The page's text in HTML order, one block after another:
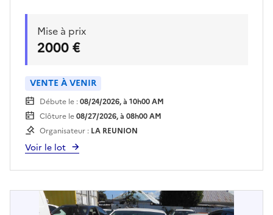
22/07 et 29/07 au matin sur rendez vous pris
avec Mr MENDES au 06-92-69-40-69 ou sur
anthony.mendes@reunion-parcnational.fr
Enlèvement sur plateau à la charge de
l'acquéreur
Mise à prix
2000 €
VENTE À VENIR
Débute le :08/24/2026, à 10h00 AM
Clôture le08/27/2026, à 08h00 AM
Organisateur : LA REUNION
Voir le lot